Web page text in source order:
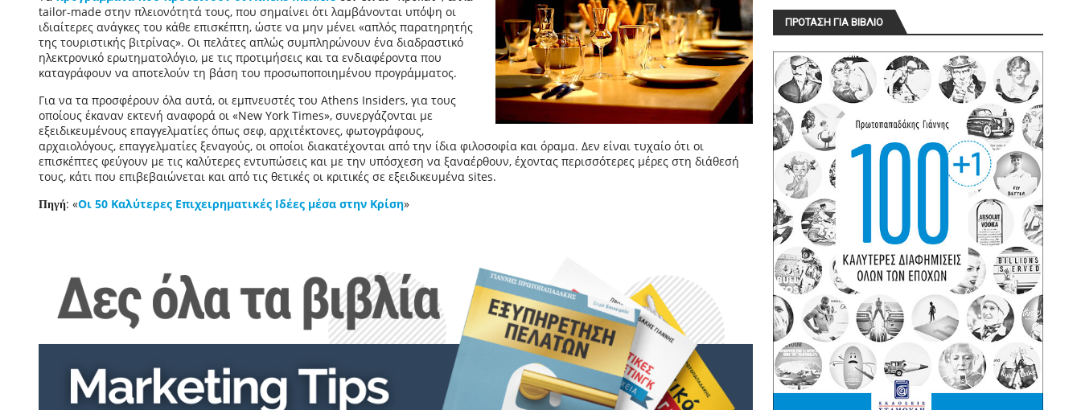
tailor-made στην πλειονότητά τους, που σημαίνει ότι λαμβάνονται υπόψη οι
ιδιαίτερες ανάγκες του κάθε επισκέπτη, ώστε να μην μένει «απλός παρατηρητής
της τουριστικής βιτρίνας». Οι πελάτες απλώς συμπληρώνουν ένα διαδραστικό
ηλεκτρονικό ερωτηματολόγιο, με τις προτιμήσεις και τα ενδιαφέροντα που
καταγράφουν να αποτελούν τη βάση του προσωποποιημένου προγράμματος.
Για να τα προσφέρουν όλα αυτά, οι εμπνευστές του Athens Insiders, για τους
οποίους έκαναν εκτενή αναφορά οι «New York Times», συνεργάζονται με
εξειδικευμένους επαγγελματίες όπως σεφ, αρχιτέκτονες, φωτογράφους,
αρχαιολόγους, επαγγελματίες ξεναγούς, οι οποίοι διακατέχονται από την ίδια φιλοσοφία και όραμα. Δεν είναι τυχαίο ότι οι
επισκέπτες φεύγουν με τις καλύτερες εντυπώσεις και με την υπόσχεση να ξαναέρθουν, έχοντας περισσότερες μέρες στη διάθεσή
τους, κάτι που επιβεβαιώνεται και από τις θετικές οι κριτικές σε εξειδικευμένα sites.
Πηγή: «Οι 50 Καλύτερες Επιχειρηματικές Ιδέες μέσα στην Κρίση»
ΠΡΟΤΑΣΗ ΓΙΑ ΒΙΒΛΙΟ